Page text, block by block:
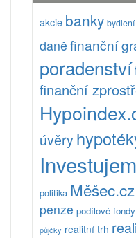
akcie banky bydlení
daněfinanční
poradenství
finanční
úvěry
politika Měšec.cz
penze podílové fondy
půjčky realitní trh